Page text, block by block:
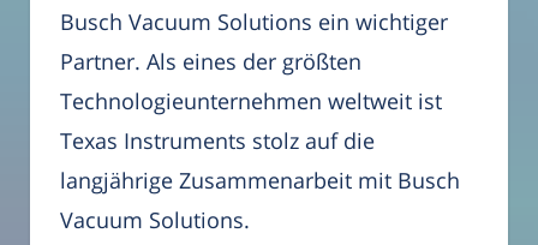
Busch Vacuum Solutions ein wichtiger
Partner. Als eines der größten
Technologieunternehmen weltweit ist
Texas Instruments stolz auf die
langjährige Zusammenarbeit mit Busch
Vacuum Solutions.